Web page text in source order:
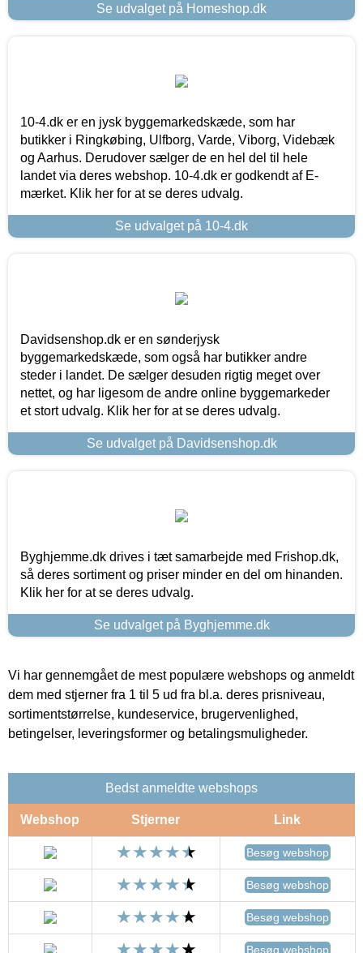
Se udvalget på Homeshop.dk
10-4.dk er en jysk byggemarkedskæde, som har
butikker i Ringkøbing, Ulfborg, Varde, Viborg, Videbæk
og Aarhus. Derudover sælger de en hel del til hele
landet via deres webshop. 10-4.dk er godkendt af E-
mærket. Klik her for at se deres udvalg.
Se udvalget på 10-4.dk
Davidsenshop.dk er en sønderjysk
byggemarkedskæde, som også har butikker andre
steder i landet. De sælger desuden rigtig meget over
nettet, og har ligesom de andre online byggemarkeder
et stort udvalg. Klik her for at se deres udvalg.
Se udvalget på Davidsenshop.dk
Byghjemme.dk drives i tæt samarbejde med Frishop.dk,
så deres sortiment og priser minder en del om hinanden.
Klik her for at se deres udvalg.
Se udvalget på Byghjemme.dk
Vi har gennemgået de mest populære webshops og anmeldt
dem med stjerner fra 1 til 5 ud fra bl.a. deres prisniveau,
sortimentstørrelse, kundeservice, brugervenlighed,
betingelser, leveringsformer og betalingsmuligheder.
Bedst anmeldte webshops
Webshop Stjerner Link
Besøg webshop
Besøg webshop
Besøg webshop
Besøg webshop